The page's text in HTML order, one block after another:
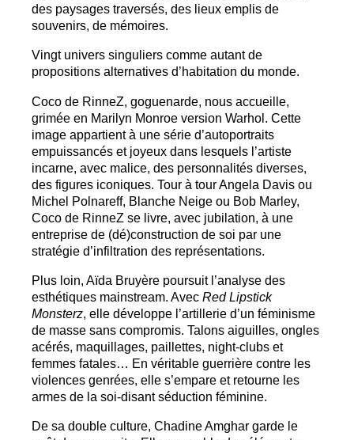
des paysages traversés, des lieux emplis de
souvenirs, de mémoires.
Vingt univers singuliers comme autant de
propositions alternatives d’habitation du monde.
Coco de RinneZ, goguenarde, nous accueille,
grimée en Marilyn Monroe version Warhol. Cette
image appartient à une série d’autoportraits
empuissancés et joyeux dans lesquels l’artiste
incarne, avec malice, des personnalités diverses,
des figures iconiques. Tour à tour Angela Davis ou
Michel Polnareff, Blanche Neige ou Bob Marley,
Coco de RinneZ se livre, avec jubilation, à une
entreprise de (dé)construction de soi par une
stratégie d’infiltration des représentations.
Plus loin, Aïda Bruyère poursuit l’analyse des
esthétiques mainstream. Avec Red Lipstick
Monsterz, elle développe l’artillerie d’un féminisme
de masse sans compromis. Talons aiguilles, ongles
acérés, maquillages, paillettes, night-clubs et
femmes fatales… En véritable guerrière contre les
violences genrées, elle s’empare et retourne les
armes de la soi-disant séduction féminine.
De sa double culture, Chadine Amghar garde le